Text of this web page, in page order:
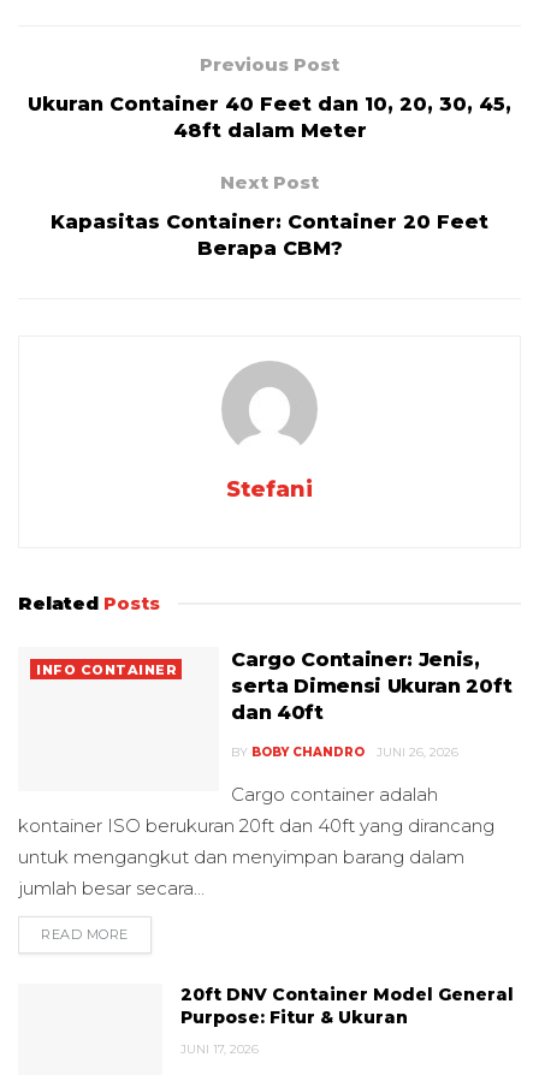
Previous Post
Ukuran Container 40 Feet dan 10, 20, 30, 45,
48ft dalam Meter
Next Post
Kapasitas Container: Container 20 Feet
Berapa CBM?
Stefani
Related Posts
INFO CONTAINER
Cargo Container: Jenis,
serta Dimensi Ukuran 20ft
dan 40ft
BY BOBY CHANDRO JUNI 26, 2026
Cargo container adalah
kontainer ISO berukuran 20ft dan 40ft yang dirancang
untuk mengangkut dan menyimpan barang dalam
jumlah besar secara...
READ MORE
20ft DNV Container Model General
Purpose: Fitur & Ukuran
JUNI 17, 2026